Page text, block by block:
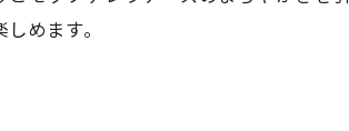
めます。